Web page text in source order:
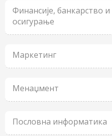
Финансије, банкарство и
осигурање
Маркетинг
Менаџмент
Пословна информатика